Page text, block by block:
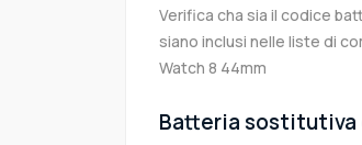
Verifica cha sia il codice
siano inclusi nelle liste di
Watch 8 44mm
Batteria sostitutiva